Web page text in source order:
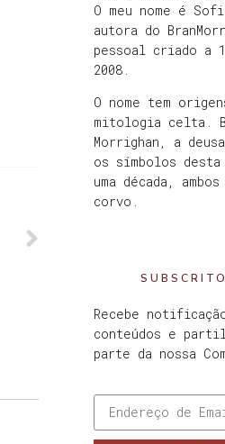
O meu nome é
autora do
pessoal criado a
2008.
O nome tem
mitologia celta.
Morrighan, a
os símbolos desta
uma década,
corvo.
Recebe
conteúdos e
parte da nossa